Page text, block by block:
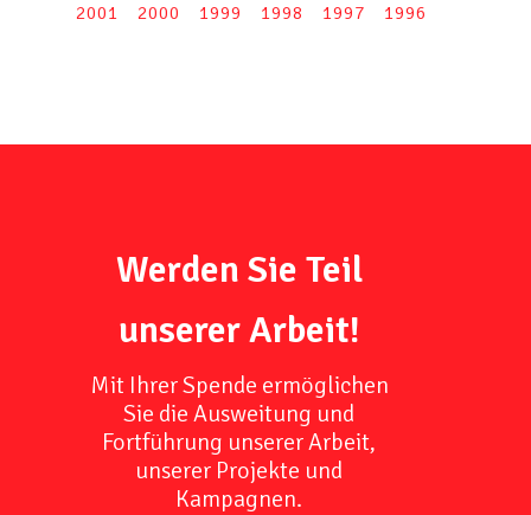
2001
2000 1999 1998 1997 1996
Werden Sie Teil
unserer Arbeit!
Mit Ihrer Spende ermöglichen
Sie die Ausweitung und
Fortführung unserer Arbeit,
unserer Projekte und
Kampagnen.